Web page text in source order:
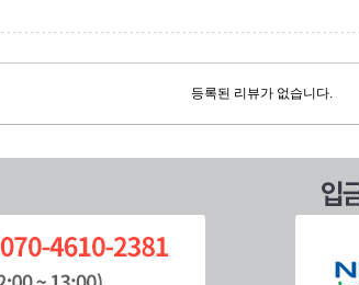
등록된 리뷰가 없습니다.